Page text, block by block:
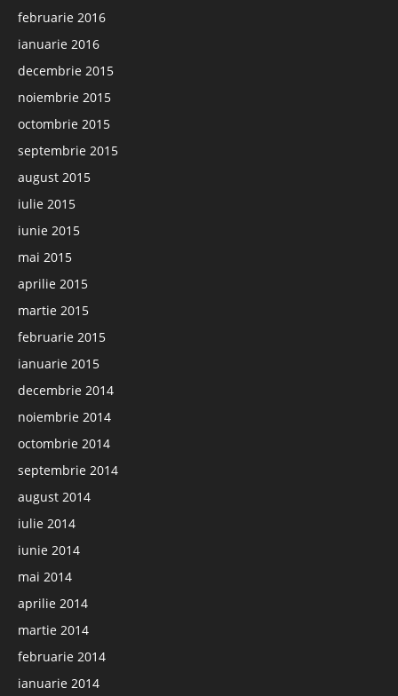
februarie 2016
ianuarie 2016
decembrie 2015
noiembrie 2015
octombrie 2015
septembrie 2015
august 2015
iulie 2015
iunie 2015
mai 2015
aprilie 2015
martie 2015
februarie 2015
ianuarie 2015
decembrie 2014
noiembrie 2014
octombrie 2014
septembrie 2014
august 2014
iulie 2014
iunie 2014
mai 2014
aprilie 2014
martie 2014
februarie 2014
ianuarie 2014